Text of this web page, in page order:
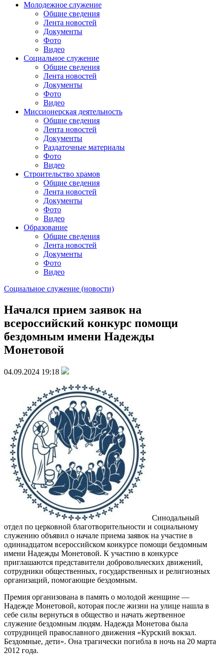
Молодежное служение
Общие сведения
Лента новостей
Документы
Фото
Видео
Социальное служение
Общие сведения
Лента новостей
Документы
Фото
Видео
Миссионерская деятельность
Общие сведения
Лента новостей
Документы
Раздаточные материалы
Фото
Видео
Строительство храмов
Общие сведения
Лента новостей
Документы
Фото
Видео
Образование
Общие сведения
Лента новостей
Документы
Фото
Видео
Социальное служение (новости)
Начался прием заявок на
всероссийский конкурс помощи
бездомным имени Надежды
Монетовой
04.09.2024 19:18
Синодальный
отдел по церковной благотворительности и социальному
служению объявил о начале приема заявок на участие в
одиннадцатом всероссийском конкурсе помощи бездомным
имени Надежды Монетовой. К участию в конкурсе
приглашаются представители добровольческих движений,
сотрудники общественных, государственных и религиозных
организаций, помогающие бездомным.
Премия организована в память о молодой женщине —
Надежде Монетовой, которая после жизни на улице нашла в
себе силы вернуться в общество и начать жертвенное
служение бездомным людям. Надежда Монетова была
сотрудницей православного движения «Курский вокзал.
Бездомные, дети». Она трагически погибла в ночь на 20 марта
2012 года.